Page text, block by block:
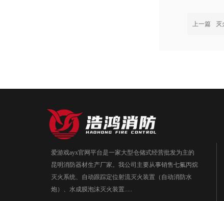
上一篇 灭
爱游戏ayx官网平台是一家大型仓储式经营批发为主的
昆明消防器材生产厂家。我公司主要从事销售七氟丙烷
灭火系统、自动跟踪定位射流灭火装置（自动消防水
炮）、水成膜泡沫灭火装置.....